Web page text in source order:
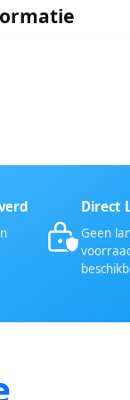
Direct
Geen